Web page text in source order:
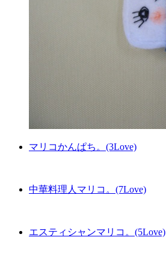
マリコかんぱち。(3Love)
中華料理人マリコ。(7Love)
エスティシャンマリコ。(5Love)